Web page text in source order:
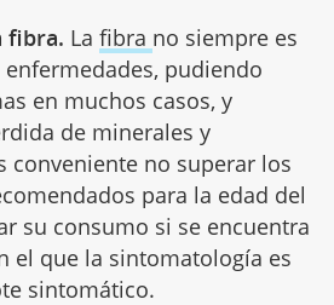
fibra. La fibra no siempre es
pudiendo
en muchos casos, y
de minerales y
conveniente no superar los
para la edad del
su consumo si se encuentra
el que la sintomatología es
sintomático.